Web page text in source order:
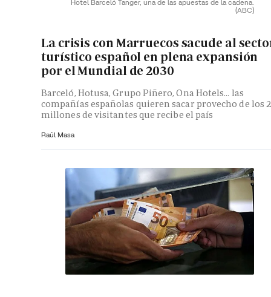
Hotel Barceló Tanger, una de las apuestas de la cadena.
(ABC)
La crisis con Marruecos sacude al
turístico español en plena expansión
por el Mundial de 2030
Barceló, Hotusa, Grupo Piñero, Ona Hotels... las
compañías españolas quieren sacar provecho de los
millones de visitantes que recibe el país
Raúl Masa